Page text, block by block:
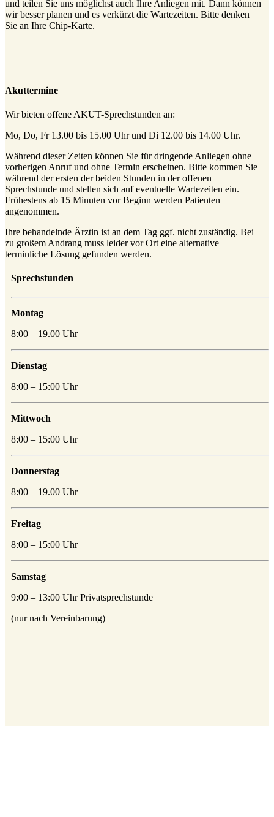
und teilen Sie uns möglichst auch Ihre Anliegen mit. Dann können
wir besser planen und es verkürzt die Wartezeiten. Bitte denken
Sie an Ihre Chip-Karte.
Akuttermine
Wir bieten offene AKUT-Sprechstunden an:
Mo, Do, Fr 13.00 bis 15.00 Uhr und Di 12.00 bis 14.00 Uhr.
Während dieser Zeiten können Sie für dringende Anliegen ohne
vorherigen Anruf und ohne Termin erscheinen. Bitte kommen Sie
während der ersten der beiden Stunden in der offenen
Sprechstunde und stellen sich auf eventuelle Wartezeiten ein.
Frühestens ab 15 Minuten vor Beginn werden Patienten
angenommen.
Ihre behandelnde Ärztin ist an dem Tag ggf. nicht zuständig. Bei
zu großem Andrang muss leider vor Ort eine alternative
terminliche Lösung gefunden werden.
Sprechstunden
Montag
8:00 – 19.00 Uhr
Dienstag
8:00 – 15:00 Uhr
Mittwoch
8:00 – 15:00 Uhr
Donnerstag
8:00 – 19.00 Uhr
Freitag
8:00 – 15:00 Uhr
Samstag
9:00 – 13:00 Uhr Privatsprechstunde
(nur nach Vereinbarung)